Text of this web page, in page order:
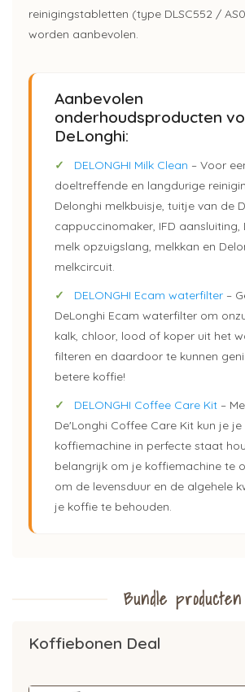
reinigingstabletten (type DLSC552 /
worden aanbevolen.
Aanbevolen
onderhoudsproducten
DeLonghi:
✓ DELONGHI Milk Clean – Voor
doeltreffende en langdurige
Delonghi melkbuisje, tuitje van de
cappuccinomaker, IFD aansluiting,
melk opzuigslang, melkkan en
melkcircuit.
✓
DELONGHI Ecam waterfilter –
DeLonghi Ecam waterfilter om
kalk, chloor, lood of koper uit het
filteren en daardoor te kunnen
betere koffie!
✓
DELONGHI Coffee Care Kit –
De'Longhi Coffee Care Kit kun je je
koffiemachine in perfecte staat
belangrijk om je koffiemachine te
om de levensduur en de algehele
je koffie te behouden.
Bundle producten
Koffiebonen Deal